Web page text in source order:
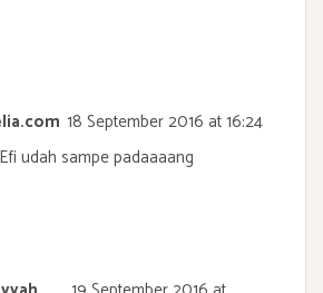
18 September 2016 at 16:24
udah sampe padaaaang